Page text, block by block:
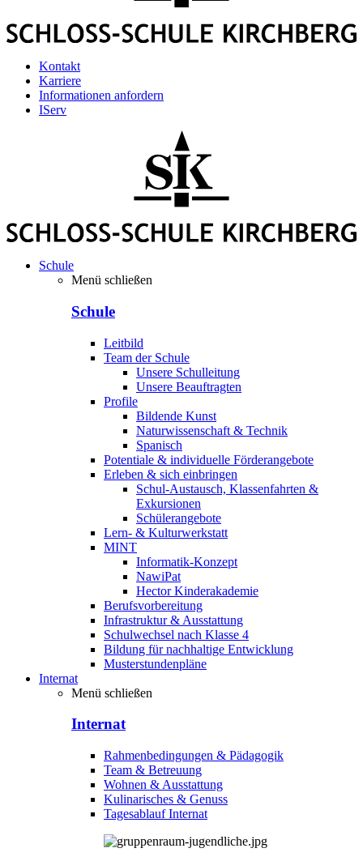
Kontakt
Karriere
Informationen anfordern
IServ
Schule
Menü schließen
Schule
Leitbild
Team der Schule
Unsere Schulleitung
Unsere Beauftragten
Profile
Bildende Kunst
Naturwissenschaft & Technik
Spanisch
Potentiale & individuelle Förderangebote
Erleben & sich einbringen
Schul-Austausch, Klassenfahrten &
Exkursionen
Schülerangebote
Lern- & Kulturwerkstatt
MINT
Informatik-Konzept
NawiPat
Hector Kinderakademie
Berufsvorbereitung
Infrastruktur & Ausstattung
Schulwechsel nach Klasse 4
Bildung für nachhaltige Entwicklung
Musterstundenpläne
Internat
Menü schließen
Internat
Rahmenbedingungen & Pädagogik
Team & Betreuung
Wohnen & Ausstattung
Kulinarisches & Genuss
Tagesablauf Internat